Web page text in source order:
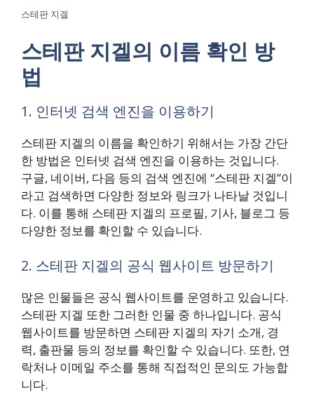
스테판 지겔
스테판 지겔의 이름 확인 방
법
1. 인터넷 검색 엔진을 이용하기
스테판 지겔의 이름을 확인하기 위해서는 가장 간단
한 방법은 인터넷 검색 엔진을 이용하는 것입니다.
구글, 네이버, 다음 등의 검색 엔진에 “스테판 지겔”이
라고 검색하면 다양한 정보와 링크가 나타날 것입니
다. 이를 통해 스테판 지겔의 프로필, 기사, 블로그 등
다양한 정보를 확인할 수 있습니다.
2. 스테판 지겔의 공식 웹사이트 방문하기
많은 인물들은 공식 웹사이트를 운영하고 있습니다.
스테판 지겔 또한 그러한 인물 중 하나입니다. 공식
웹사이트를 방문하면 스테판 지겔의 자기 소개, 경
력, 출판물 등의 정보를 확인할 수 있습니다. 또한, 연
락처나 이메일 주소를 통해 직접적인 문의도 가능합
니다.